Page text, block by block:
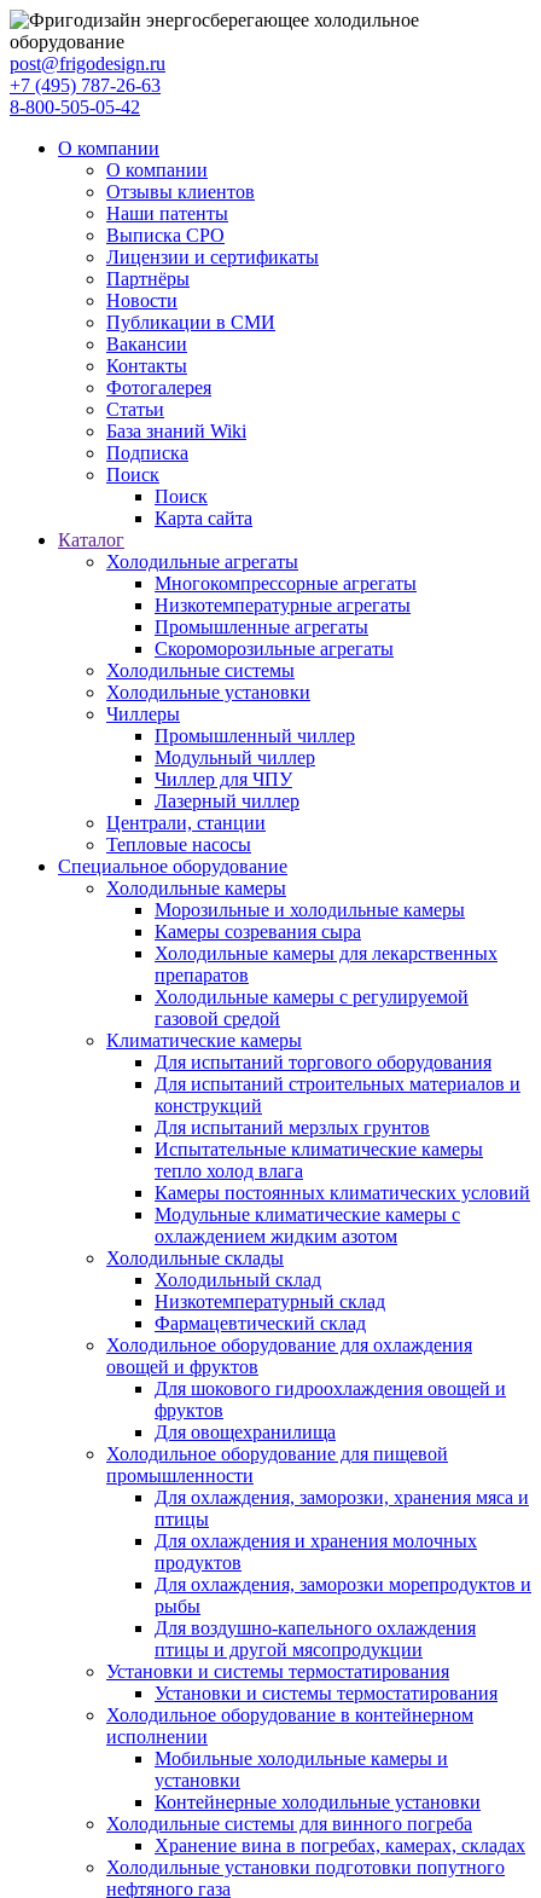
post@frigodesign.ru
+7 (495) 787-26-63
8-800-505-05-42
О компании
О компании
Отзывы клиентов
Наши патенты
Выписка СРО
Лицензии и сертификаты
Партнёры
Новости
Публикации в СМИ
Вакансии
Контакты
Фотогалерея
Статьи
База знаний Wiki
Подписка
Поиск
Поиск
Карта сайта
Каталог
Холодильные агрегаты
Многокомпрессорные агрегаты
Низкотемпературные агрегаты
Промышленные агрегаты
Скороморозильные агрегаты
Холодильные системы
Холодильные установки
Чиллеры
Промышленный чиллер
Модульный чиллер
Чиллер для ЧПУ
Лазерный чиллер
Централи, станции
Тепловые насосы
Специальное оборудование
Холодильные камеры
Морозильные и холодильные камеры
Камеры созревания сыра
Холодильные камеры для лекарственных
препаратов
Холодильные камеры с регулируемой
газовой средой
Климатические камеры
Для испытаний торгового оборудования
Для испытаний строительных материалов и
конструкций
Для испытаний мерзлых грунтов
Испытательные климатические камеры
тепло холод влага
Камеры постоянных климатических условий
Модульные климатические камеры с
охлаждением жидким азотом
Холодильные склады
Холодильный склад
Низкотемпературный склад
Фармацевтический склад
Холодильное оборудование для охлаждения
овощей и фруктов
Для шокового гидроохлаждения овощей и
фруктов
Для овощехранилища
Холодильное оборудование для пищевой
промышленности
Для охлаждения, заморозки, хранения мяса и
птицы
Для охлаждения и хранения молочных
продуктов
Для охлаждения, заморозки морепродуктов и
рыбы
Для воздушно-капельного охлаждения
птицы и другой мясопродукции
Установки и системы термостатирования
Установки и системы термостатирования
Холодильное оборудование в контейнерном
исполнении
Мобильные холодильные камеры и
установки
Контейнерные холодильные установки
Холодильные системы для винного погреба
Хранение вина в погребах, камерах, складах
Холодильные установки подготовки попутного
нефтяного газа